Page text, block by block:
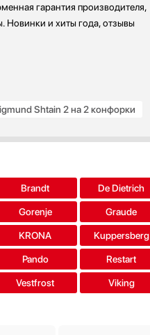
гарантия производителя,
Новинки и хиты года, отзывы
Shtain 2 на 2 конфорки
Brandt De Dietrich
Gorenje Graude
KRONA Kuppersberg
Pando Restart
Vestfrost Viking